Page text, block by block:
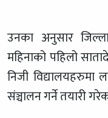
उनका अनुसार
महिनाको पहिलो
निजी
संञ्चालन गर्ने तयारी